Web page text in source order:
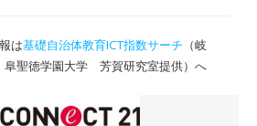
な支援に取り組んでまいり
ます。
は基礎自治体教育ICT指数サーチ （岐
阜聖徳学園大学 芳賀研究室提供）へ